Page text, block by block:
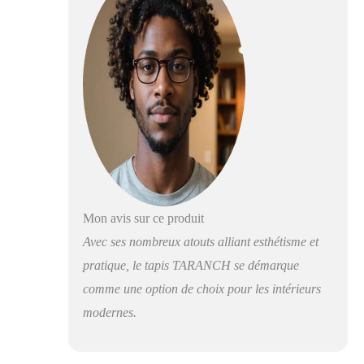
manuel fastidieux.
Notre tapis léger et
lavable est conçu
pour un lavage
facile en machine,
assurant un
processus de
nettoyage rapide et
pratique pour une
maison fraîche
Envers antidérapant
en caoutchouc
antidérapant, notre
fermement en
Mon avis sur ce produit
Avec ses nombreux atouts alliant esthétisme et
pratique, le tapis TARANCH se démarque
comme une option de choix pour les intérieurs
modernes.